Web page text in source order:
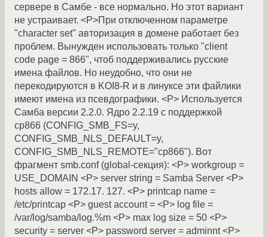
сервере в Самбе - все нормально. Но этот вариант
не устраивает. <P>При отключенном параметре
"character set" авторизация в домене работает без
проблем. Вынужден использовать только "client
code page = 866", чтоб поддерживались русские
имена файлов. Но неудобно, что они не
перекодируются в KOI8-R и в линуксе эти файлики
имеют имена из псевдографики. <P> Используется
Самба версии 2.2.0. Ядро 2.2.19 с поддержкой
cp866 (CONFIG_SMB_FS=y,
CONFIG_SMB_NLS_DEFAULT=y,
CONFIG_SMB_NLS_REMOTE="cp866"). Вот
фрагмент smb.conf (global-секция): <P> workgroup =
USE_DOMAIN <P> server string = Samba Server <P>
hosts allow = 172.17. 127. <P> printcap name =
/etc/printcap <P> guest account = <P> log file =
/var/log/samba/log.%m <P> max log size = 50 <P>
security = server <P> password server = adminnt <P>